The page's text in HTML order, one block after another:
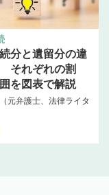
分と遺留分の違
それぞれの割
を図表で解説
元弁護士、法律ライタ